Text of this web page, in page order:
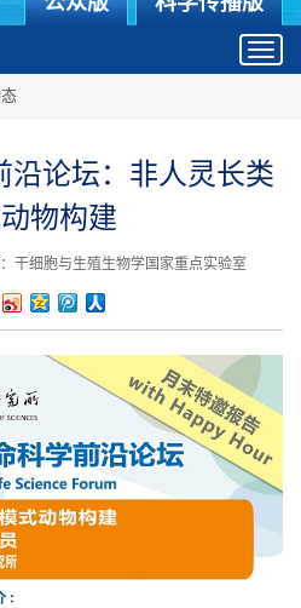
沿论坛：非人灵长类
物构建
干细胞与生殖生物学国家重点实验室